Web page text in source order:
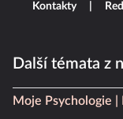
Další témata z
Moje Psychologie
Kontakty